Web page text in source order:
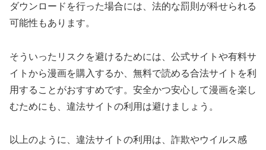
ダウンロードを行った場合には、法的な罰則が科せられる
可能性もあります。
そういったリスクを避けるためには、公式サイトや有料サ
イトから漫画を購入するか、無料で読める合法サイトを利
用することがおすすめです。安全かつ安心して漫画を楽し
むためにも、違法サイトの利用は避けましょう。
以上のように、違法サイトの利用は、詐欺やウイルス感